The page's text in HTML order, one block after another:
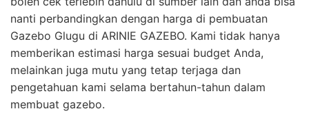
nanti perbandingkan dengan harga di pembuatan
Gazebo Glugu di ARINIE GAZEBO. Kami tidak hanya
memberikan estimasi harga sesuai budget Anda,
melainkan juga mutu yang tetap terjaga dan
pengetahuan kami selama bertahun-tahun dalam
membuat gazebo.